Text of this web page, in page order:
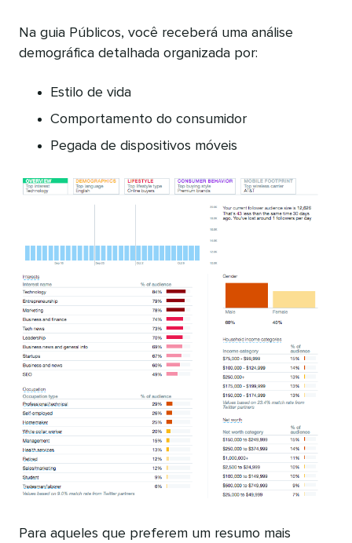
Na guia Públicos, você receberá uma análise
demográfica detalhada organizada por:
Estilo de vida
Comportamento do consumidor
Pegada de dispositivos móveis
Para aqueles que preferem um resumo mais